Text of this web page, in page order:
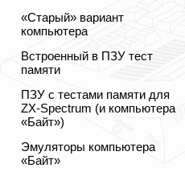
«Старый» вариант
компьютера
Встроенный в ПЗУ тест
памяти
ПЗУ с тестами памяти для
ZX-Spectrum (и компьютера
«Байт»)
Эмуляторы компьютера
«Байт»